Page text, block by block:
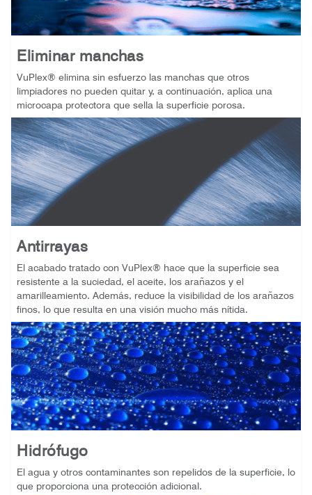
Eliminar manchas
VuPlex® elimina sin esfuerzo las manchas que otros
limpiadores no pueden quitar y, a continuación, aplica una
microcapa protectora que sella la superficie porosa.
Antirrayas
El acabado tratado con VuPlex® hace que la superficie sea
resistente a la suciedad, el aceite, los arañazos y el
amarilleamiento. Además, reduce la visibilidad de los arañazos
finos, lo que resulta en una visión mucho más nítida.
Hidrófugo
El agua y otros contaminantes son repelidos de la superficie, lo
que proporciona una protección adicional.